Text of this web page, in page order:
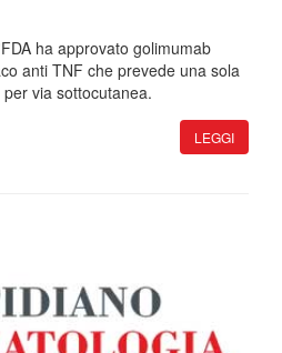
ha approvato golimumab
anti TNF che prevede una sola
via sottocutanea.
LEGGI